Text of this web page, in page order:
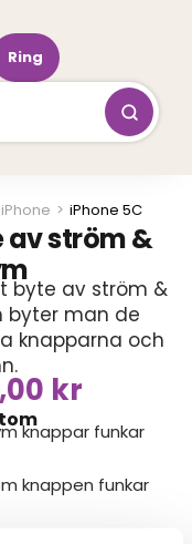
Ring
iPhone > iPhone 5C
av ström &
byte av ström &
byter man de
knapparna och
kr
knappar funkar
knappen funkar